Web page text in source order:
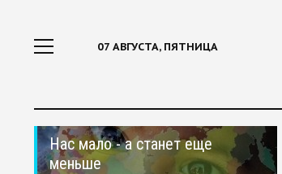
07 АВГУСТА, ПЯТНИЦА
Нас мало - а станет еще
меньше